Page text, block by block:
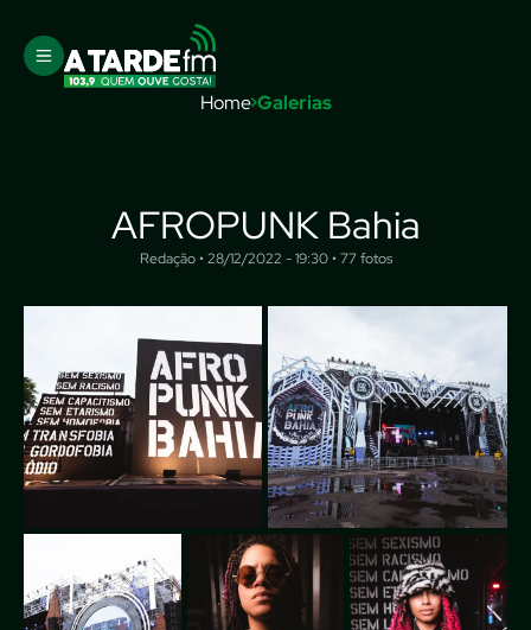
Home Galerias
AFROPUNK Bahia
Redação • 28/12/2022 - 19:30 • 77 fotos